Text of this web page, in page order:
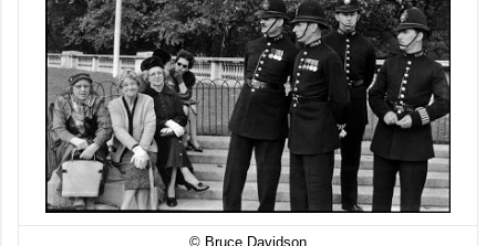
© Bruce Davidson